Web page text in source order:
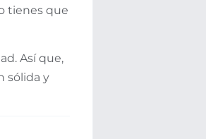
tienes que
Así que,
sólida y